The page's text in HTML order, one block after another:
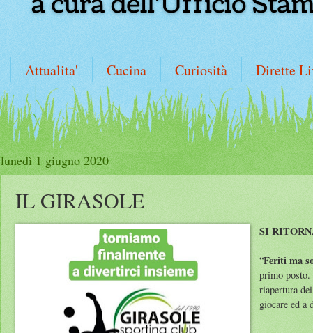
Attualita' Cucina Curiosità Dirette
lunedì 1 giugno 2020
IL GIRASOLE
SI
“Feriti ma
primo
riapertura
giocare ed a